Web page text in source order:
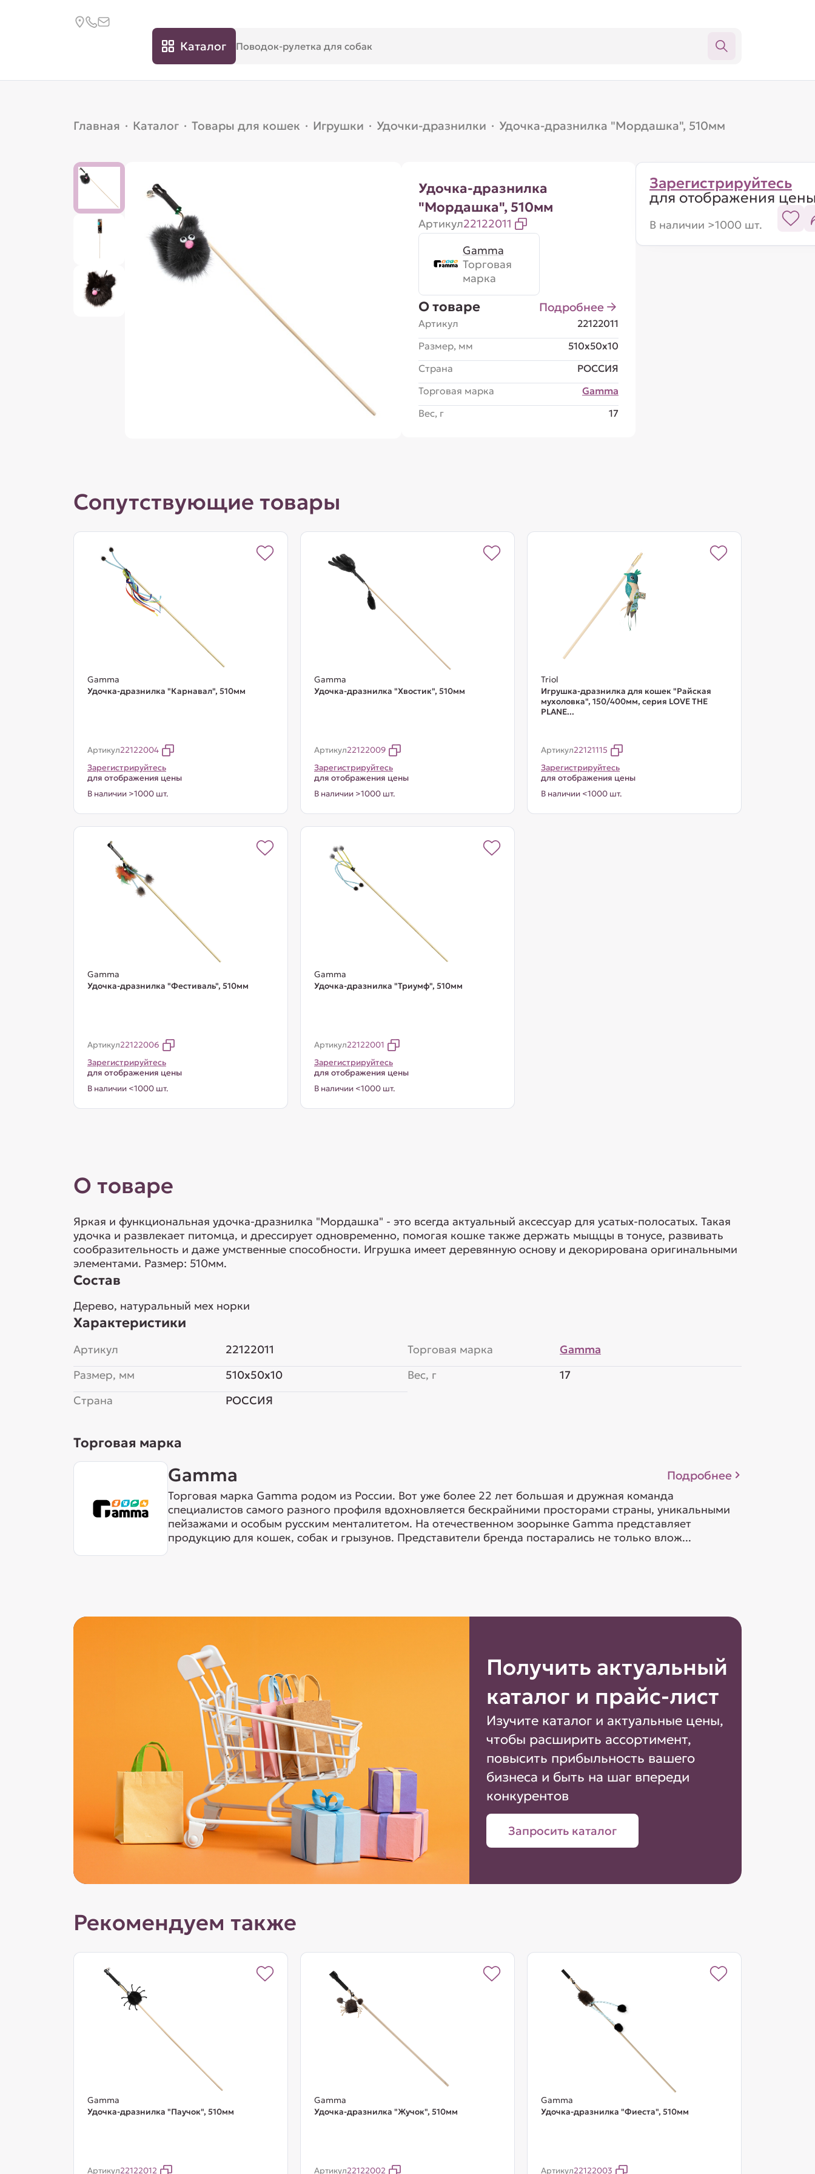
Каталог
Главная · Каталог · Товары для кошек · Игрушки · Удочки-дразнилки · Удочка-дразнилка "Мордашка", 510мм
Удочка-дразнилка
"Мордашка", 510мм
Артикул22122011
Gamma
Торговая
марка
О товаре Подробнее
Артикул
22122011
Размер, мм
510x50x10
Страна
РОССИЯ
Торговая марка
Gamma
Вес, г
17
Зарегистрируйтесь
для отображения
В наличии >1000 шт.
Сопутствующие товары
Gamma
Удочка-дразнилка "Карнавал", 510мм
Артикул22122004
Зарегистрируйтесь
для отображения цены
В наличии >1000 шт.
Gamma
Удочка-дразнилка "Хвостик", 510мм
Артикул22122009
Зарегистрируйтесь
для отображения цены
В наличии >1000 шт.
Triol
Игрушка-дразнилка для кошек "Райская
мухоловка", 150/400мм, серия LOVE THE
PLANE...
Артикул22121115
Зарегистрируйтесь
для отображения цены
В наличии <1000 шт.
Gamma
Удочка-дразнилка "Фестиваль", 510мм
Артикул22122006
Зарегистрируйтесь
для отображения цены
В наличии <1000 шт.
Gamma
Удочка-дразнилка "Триумф", 510мм
Артикул22122001
Зарегистрируйтесь
для отображения цены
В наличии <1000 шт.
О товаре
Яркая и функциональная удочка-дразнилка "Мордашка" - это всегда актуальный аксессуар для усатых-полосатых. Такая
удочка и развлекает питомца, и дрессирует одновременно, помогая кошке также держать мыщцы в тонусе, развивать
сообразительность и даже умственные способности. Игрушка имеет деревянную основу и декорирована оригинальными
элементами. Размер: 510мм.
Состав
Дерево, натуральный мех норки
Характеристики
Артикул
22122011
Размер, мм
510x50x10
Страна
РОССИЯ
Торговая марка
Gamma
Вес, г
17
Торговая марка
Gamma Подробнее
Торговая марка Gamma родом из России. Вот уже более 22 лет большая и дружная команда
специалистов самого разного профиля вдохновляется бескрайними просторами страны, уникальными
пейзажами и особым русским менталитетом. На отечественном зоорынке Gamma представляет
продукцию для кошек, собак и грызунов. Представители бренда постарались не только влож...
Получить актуальный
каталог и прайс-лист
Изучите каталог и актуальные цены,
чтобы расширить ассортимент,
повысить прибыльность вашего
бизнеса и быть на шаг впереди
конкурентов
Запросить каталог
Рекомендуем также
Gamma
Удочка-дразнилка "Паучок", 510мм
Артикул22122012
Gamma
Удочка-дразнилка "Жучок", 510мм
Артикул22122002
Gamma
Удочка-дразнилка "Фиеста", 510мм
Артикул22122003